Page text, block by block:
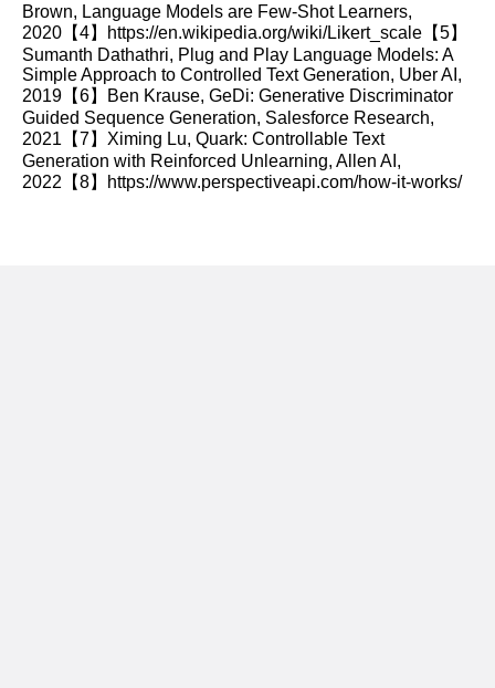
Brown, Language Models are Few-Shot Learners,
2020【4】https://en.wikipedia.org/wiki/Likert_scale【5】
Sumanth Dathathri, Plug and Play Language Models: A
Simple Approach to Controlled Text Generation, Uber AI,
2019【6】Ben Krause, GeDi: Generative Discriminator
Guided Sequence Generation, Salesforce Research,
2021【7】Ximing Lu, Quark: Controllable Text
Generation with Reinforced Unlearning, Allen AI,
2022【8】https://www.perspectiveapi.com/how-it-works/